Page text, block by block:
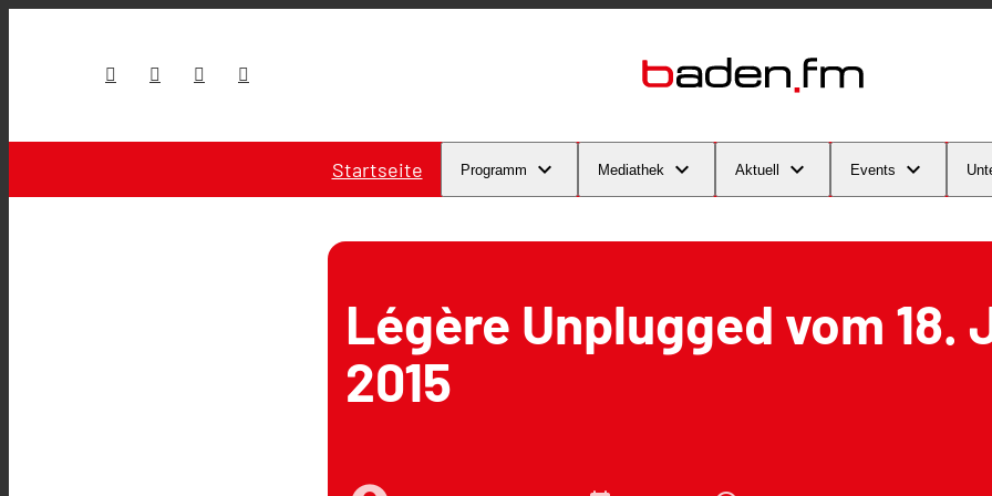
Startseite Programm Mediathek Aktuell Events
Légère Unplugged vom 18.
2015